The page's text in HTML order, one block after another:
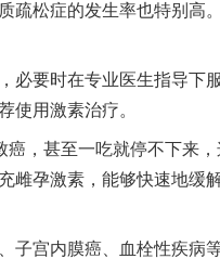
疏松症的发生率也特别高
要时在专业医生指导下
使用激素治疗。
，甚至一吃就停不下来
雌孕激素，能够快速地缓
宫内膜癌、血栓性疾病
巡回调解促和解..